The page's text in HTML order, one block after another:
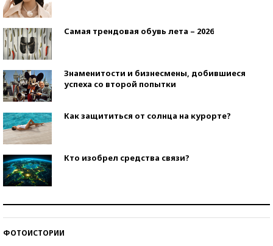
Самая трендовая обувь лета – 2026
Знаменитости и бизнесмены, добившиеся
успеха со второй попытки
Как защититься от солнца на курорте?
Кто изобрел средства связи?
ФОТОИСТОРИИ